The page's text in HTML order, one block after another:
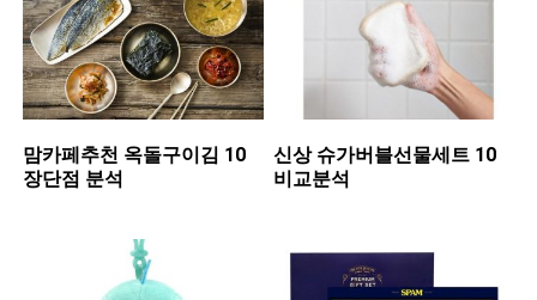
맘카페추천 ​옥돌구이김 10
장단점 분석
신상 ​슈가버블선물세트 10
비교분석